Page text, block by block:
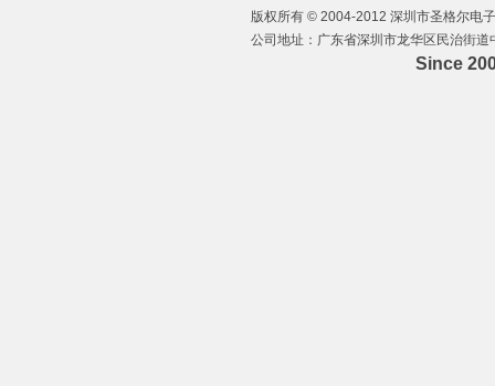
版权所有 © 2004-2012 深圳市圣格尔电
公司地址：广东省深圳市龙华区民治街
Since